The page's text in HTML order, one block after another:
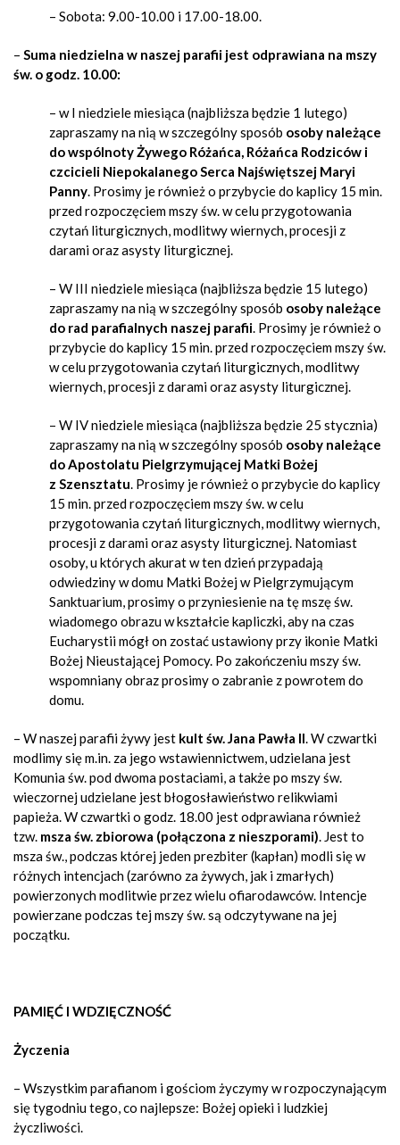
– Sobota: 9.00-10.00 i 17.00-18.00.
– Suma niedzielna w naszej parafii jest odprawiana na mszy
św. o godz. 10.00:
– w I niedziele miesiąca (najbliższa będzie 1 lutego)
zapraszamy na nią w szczególny sposób osoby należące
dowspólnoty Żywego Różańca, Różańca Rodziców i
czcicieli Niepokalanego Serca Najświętszej Maryi
Panny. Prosimy je również o przybycie do kaplicy 15 min.
przed rozpoczęciem mszy św. w celu przygotowania
czytań liturgicznych, modlitwy wiernych, procesji z
darami oraz asysty liturgicznej.
– W III niedziele miesiąca (najbliższa będzie 15 lutego)
zapraszamy na nią w szczególny sposób osoby należące
do rad parafialnych naszej parafii. Prosimy je również o
przybycie do kaplicy 15 min. przed rozpoczęciem mszy św.
w celu przygotowania czytań liturgicznych, modlitwy
wiernych, procesji z darami oraz asysty liturgicznej.
– W IV niedziele miesiąca (najbliższa będzie 25 stycznia)
zapraszamy na nią w szczególny sposób osoby należące
doApostolatu Pielgrzymującej Matki Bożej
z Szensztatu. Prosimy je również o przybycie do kaplicy
15 min. przed rozpoczęciem mszy św. w celu
przygotowania czytań liturgicznych, modlitwy wiernych,
procesji z darami oraz asysty liturgicznej. Natomiast
osoby, u których akurat w ten dzień przypadają
odwiedziny w domu Matki Bożej w Pielgrzymującym
Sanktuarium, prosimy o przyniesienie na tę mszę św.
wiadomego obrazu w kształcie kapliczki, aby na czas
Eucharystii mógł on zostać ustawiony przy ikonie Matki
Bożej Nieustającej Pomocy. Po zakończeniu mszy św.
wspomniany obraz prosimy o zabranie z powrotem do
domu.
– W naszej parafii żywy jest kult św. Jana Pawła II. W czwartki
modlimy się m.in. za jego wstawiennictwem, udzielana jest
Komunia św. pod dwoma postaciami, a także po mszy św.
wieczornej udzielane jest błogosławieństwo relikwiami
papieża. W czwartki o godz. 18.00 jest odprawiana również
tzw. msza św. zbiorowa (połączona z nieszporami). Jest to
msza św., podczas której jeden prezbiter (kapłan) modli się w
różnych intencjach (zarówno za żywych, jak i zmarłych)
powierzonych modlitwie przez wielu ofiarodawców. Intencje
powierzane podczas tej mszy św. są odczytywane na jej
początku.
PAMIĘĆ I WDZIĘCZNOŚĆ
Życzenia
– Wszystkim parafianom i gościom życzymy w rozpoczynającym
się tygodniu tego, co najlepsze: Bożej opieki i ludzkiej
życzliwości.